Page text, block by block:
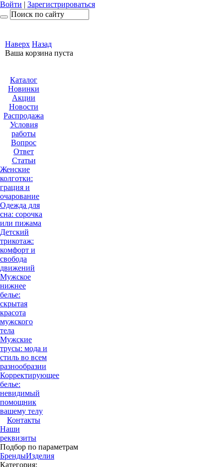
Войти | Зарегистрироваться
Наверх Назад
Ваша корзина пуста
Каталог
Новинки
Акции
Новости
Распродажа
Условия
работы
Вопрос
Ответ
Статьи
Женские
колготки:
грация и
очарованиe
Одежда для
сна: сорочка
или пижама
Детский
трикотаж:
комфорт и
свобода
движений
Мужское
нижнее
белье:
скрытая
красота
мужского
тела
Мужские
трусы: мода и
стиль во всем
разнообразии
Корректирующее
белье:
невидимый
помощник
вашему телу
Контакты
Наши
реквизиты
Подбор по параметрам
БрендыИзделия
Категория: